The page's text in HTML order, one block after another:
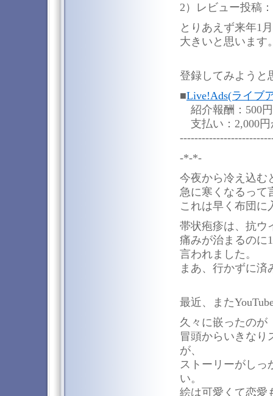
2）レビュー投稿
とりあえず来年1
大きいと思います
登録してみようと
■Live!Ads(ライブ
紹介報酬：500円
支払い：2,000円
-*-*-
今夜から冷え込む
急に寒くなるっ
これは早く布団に
帯状疱疹は、抗ウ
痛みが治まるのに
言われました。
まあ、行かずに済
最近、また
久々に嵌ったのが
冒頭からいきなり
が、
ストーリーがしっ
い。
絵は可愛くて恋愛